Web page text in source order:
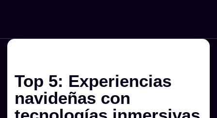
Top 5: Experiencias
navideñas con